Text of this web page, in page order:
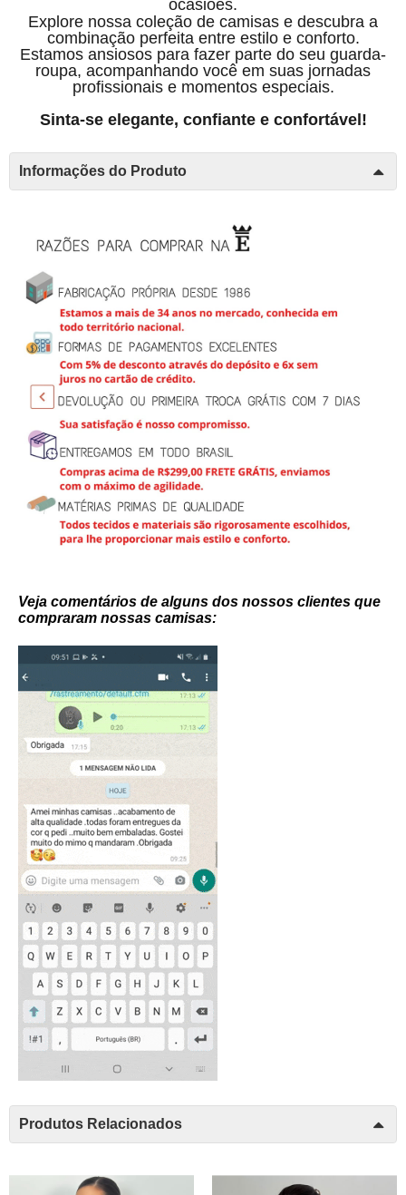
ocasiões.
Explore nossa coleção de camisas e descubra a
combinação perfeita entre estilo e conforto.
Estamos ansiosos para fazer parte do seu guarda-
roupa, acompanhando você em suas jornadas
profissionais e momentos especiais.
Sinta-se elegante, confiante e confortável!
Informações do Produto
Veja comentários de alguns dos nossos clientes que
compraram nossas camisas:
Produtos Relacionados